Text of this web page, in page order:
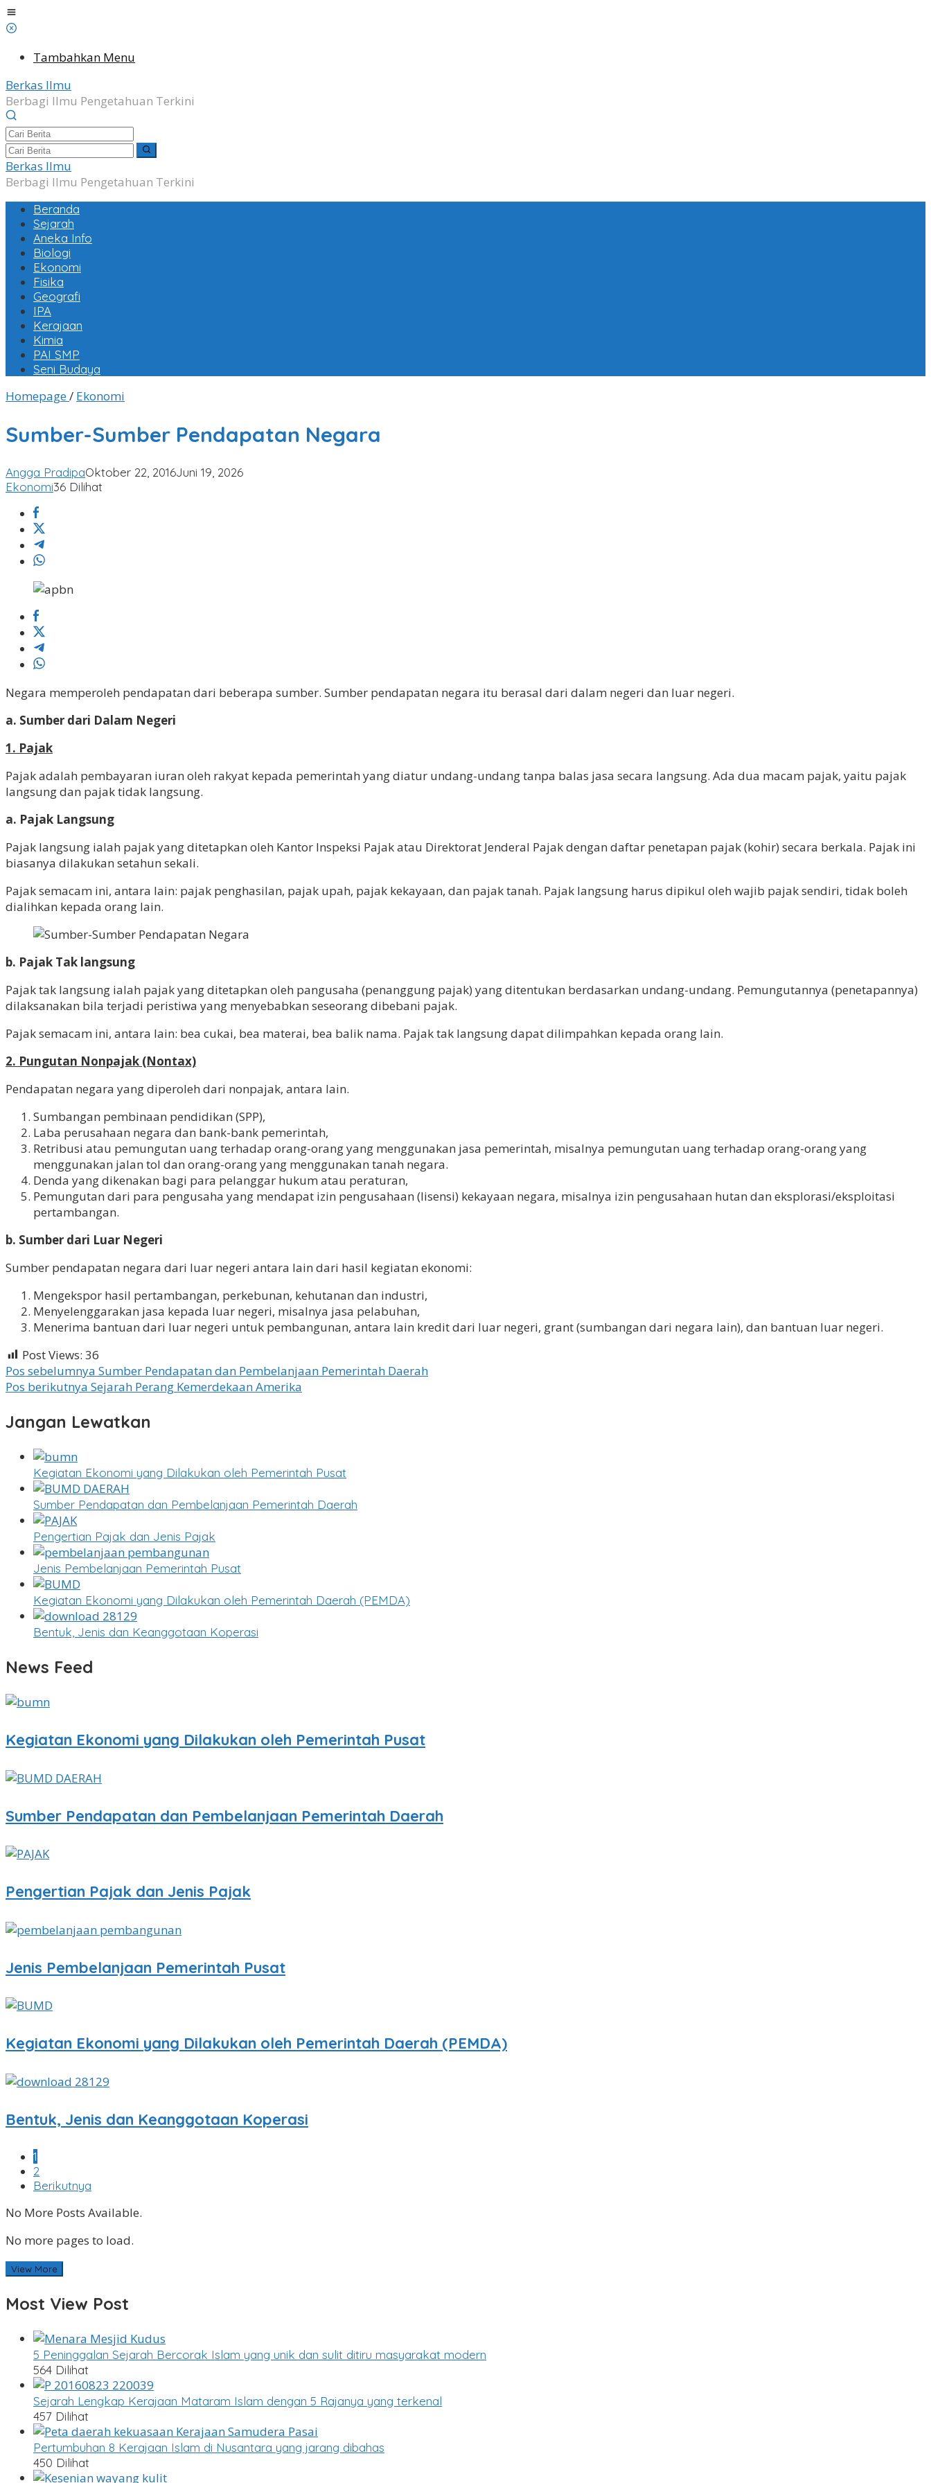
Lewati
ke
Tambahkan Menu
Berkas Ilmu
Berbagi Ilmu Pengetahuan Terkini
Berkas Ilmu
Berbagi Ilmu Pengetahuan Terkini
Beranda
Sejarah
Aneka Info
Biologi
Ekonomi
Fisika
Geografi
IPA
Kerajaan
Kimia
PAI SMP
Seni Budaya
Homepage/ Ekonomi
Pendapatan
Negara
Sumber-Sumber Pendapatan Negara
Angga PradipaOktober 22, 2016Juni 19, 2026
Ekonomi36 Dilihat
Negara memperoleh pendapatan dari beberapa sumber. Sumber pendapatan negara itu berasal dari dalam negeri dan luar negeri.
a. Sumber dari Dalam Negeri
1. Pajak
Pajak adalah pembayaran iuran oleh rakyat kepada pemerintah yang diatur undang-undang tanpa balas jasa secara langsung. Ada dua macam pajak, yaitu pajak
langsung dan pajak tidak langsung.
a. Pajak Langsung
Pajak langsung ialah pajak yang ditetapkan oleh Kantor Inspeksi Pajak atau Direktorat Jenderal Pajak dengan daftar penetapan pajak (kohir) secara berkala. Pajak ini
biasanya dilakukan setahun sekali.
Pajak semacam ini, antara lain: pajak penghasilan, pajak upah, pajak kekayaan, dan pajak tanah. Pajak langsung harus dipikul oleh wajib pajak sendiri, tidak boleh
dialihkan kepada orang lain.
b. Pajak Tak langsung
Pajak tak langsung ialah pajak yang ditetapkan oleh pangusaha (penanggung pajak) yang ditentukan berdasarkan undang-undang. Pemungutannya (penetapannya)
dilaksanakan bila terjadi peristiwa yang menyebabkan seseorang dibebani pajak.
Pajak semacam ini, antara lain: bea cukai, bea materai, bea balik nama. Pajak tak langsung dapat dilimpahkan kepada orang lain.
2. Pungutan Nonpajak (Nontax)
Pendapatan negara yang diperoleh dari nonpajak, antara lain.
Sumbangan pembinaan pendidikan (SPP),
Laba perusahaan negara dan bank-bank pemerintah,
Retribusi atau pemungutan uang terhadap orang-orang yang menggunakan jasa pemerintah, misalnya pemungutan uang terhadap orang-orang yang
menggunakan jalan tol dan orang-orang yang menggunakan tanah negara.
Denda yang dikenakan bagi para pelanggar hukum atau peraturan,
Pemungutan dari para pengusaha yang mendapat izin pengusahaan (lisensi) kekayaan negara, misalnya izin pengusahaan hutan dan eksplorasi/eksploitasi
pertambangan.
b. Sumber dari Luar Negeri
Sumber pendapatan negara dari luar negeri antara lain dari hasil kegiatan ekonomi:
Mengekspor hasil pertambangan, perkebunan, kehutanan dan industri,
Menyelenggarakan jasa kepada luar negeri, misalnya jasa pelabuhan,
Menerima bantuan dari luar negeri untuk pembangunan, antara lain kredit dari luar negeri, grant (sumbangan dari negara lain), dan bantuan luar negeri.
Post Views: 36
Navigasi
pos
Pos sebelumnya Sumber Pendapatan dan Pembelanjaan Pemerintah Daerah
Pos berikutnya Sejarah Perang Kemerdekaan Amerika
Jangan Lewatkan
Kegiatan Ekonomi yang Dilakukan oleh Pemerintah Pusat
Sumber Pendapatan dan Pembelanjaan Pemerintah Daerah
Pengertian Pajak dan Jenis Pajak
Jenis Pembelanjaan Pemerintah Pusat
Kegiatan Ekonomi yang Dilakukan oleh Pemerintah Daerah (PEMDA)
Bentuk, Jenis dan Keanggotaan Koperasi
News Feed
Kegiatan Ekonomi yang Dilakukan oleh Pemerintah Pusat
Sumber Pendapatan dan Pembelanjaan Pemerintah Daerah
Pengertian Pajak dan Jenis Pajak
Jenis Pembelanjaan Pemerintah Pusat
Kegiatan Ekonomi yang Dilakukan oleh Pemerintah Daerah (PEMDA)
Bentuk, Jenis dan Keanggotaan Koperasi
1
2
Berikutnya
No More Posts Available.
No more pages to load.
View More
Most View Post
5 Peninggalan Sejarah Bercorak Islam yang unik dan sulit ditiru masyarakat modern
564 Dilihat
Sejarah Lengkap Kerajaan Mataram Islam dengan 5 Rajanya yang terkenal
457 Dilihat
Pertumbuhan 8 Kerajaan Islam di Nusantara yang jarang dibahas
450 Dilihat